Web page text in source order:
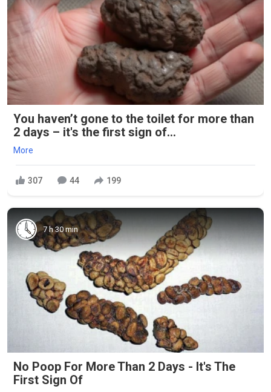
You haven’t gone to the toilet for more than
2 days – it's the first sign of...
More
307 44 199
7 h 30 min
No Poop For More Than 2 Days - It's The
First Sign Of